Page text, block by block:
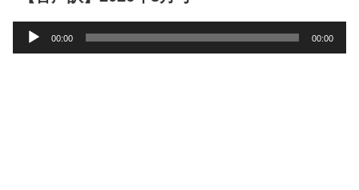
声
00:00 00:00